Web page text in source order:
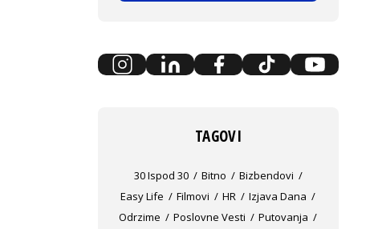
TAGOVI
30 Ispod 30 Bitno
Bizbendovi
Easy Life
Filmovi HR
Izjava Dana
Odrzime
Poslovne Vesti
Putovanja